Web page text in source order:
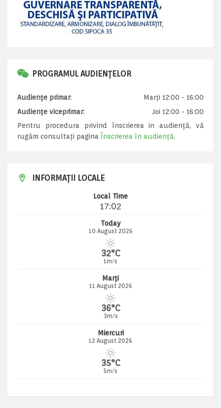
PROGRAMUL AUDIENȚELOR
Audiențe primar:
Marți 12:00 - 16:00
Audiențe viceprimar:
Joi 12:00 - 16:00
Pentru procedura privind înscrierea in audiență, vă
rugăm consultați pagina Înscrierea în audiență.
INFORMAȚII LOCALE
Local Time
17:02
Today
10 August 2026
32°C
1m/s
Marți
11 August 2026
36°C
3m/s
Miercuri
12 August 2026
35°C
5m/s